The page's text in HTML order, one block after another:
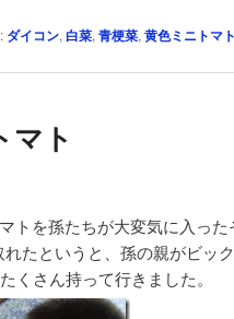
ダイコン, 白菜, 青梗菜, 黄色ミニトマト
マト
を孫たちが大変気に入った
たというと、孫の親がビッ
くさん持って行きました。